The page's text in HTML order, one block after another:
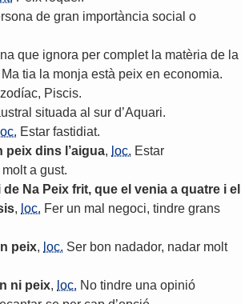
de gran importància social o
que ignora per complet la matèria de la
Ma tia la monja està peix en economia.
zodíac, Piscis.
situada al sur d’Aquari.
loc. Estar fastidiat.
peix dins ’aigua, loc. Estar
molt a gust.
de Na Peix frit, que el venia a quatre i el
, loc. Fer un mal negoci, tindre grans
peix, loc. Ser bon nadador, nadar molt
ni peix, loc. No tindre una opinió